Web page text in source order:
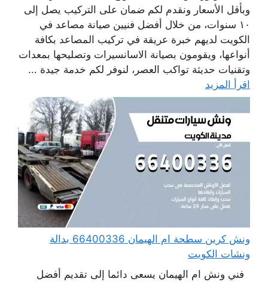
وبأقل الأسعار ونقدم لكم ضمان على التركيب يصل إلى
١٠ سنوات، من خلال أفضل فنيين صيانة مصاعد في
الكويت لديهم خبرة عريقة في تركيب المصاعد بكافة
أنواعها، ويقومون بصيانة الاسانسيرات وتصليحها بمعدات
وتقنيات حديثة تواكب العصر، لنوفر لكم خدمة جيدة ...
اقرأ المزيد
ونش كرين سطحة ام الهيمان 66400336 بدالة
ونشات الكويت
فني ونش ام الهيمان يسعى دائما إلى تقديم أفضل